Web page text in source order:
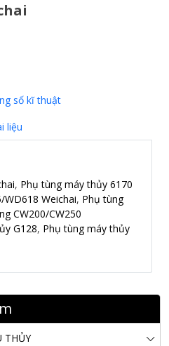
THỦY
số kĩ thuật
liệu
, Phụ tùng máy thủy 6170
Weichai, Phụ tùng
CW200/CW250
G128, Phụ tùng máy thủy